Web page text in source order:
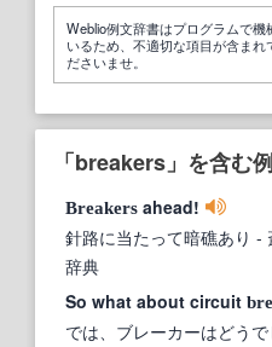
Weblio例文辞書はプログラムで
いるため、不適切な項目が含まれ
ださいませ。
「breakers」を含む
Breakers ahead!
針路に当たって暗礁あり -
辞典
So what about circuit
では、ブレーカーはどうで